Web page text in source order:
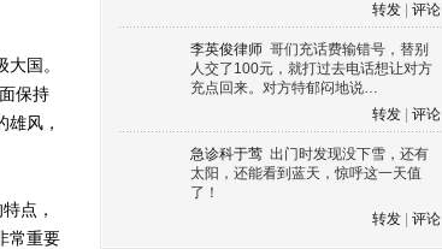
国。
保持
风，
点，
常重要
转发
评论
李英俊律师 哥们充话费输错号，替别
人交了100元，就打过去电话想让对方
充点回来。对方特郁闷地说…
转发
评论
急诊科于莺 出门时发现没下雪，还有
太阳，还能看到蓝天，惊呼这一天值
了！
转发
评论